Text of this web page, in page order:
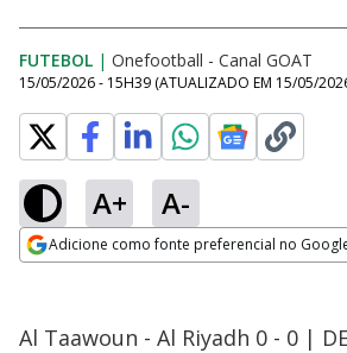
FUTEBOL | Onefootball - Canal GOAT
15/05/2026 - 15H39 (ATUALIZADO EM 15/05/
A+ A-
Adicione como fonte preferencial no
Al Taawoun - Al Riyadh 0 - 0 |